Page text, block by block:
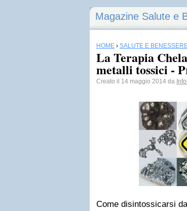
Magazine Salute e
HOME › SALUTE E
La Terapia
metalli tossici -
Creato il 14 maggio 2014 da
Come disintossicarsi